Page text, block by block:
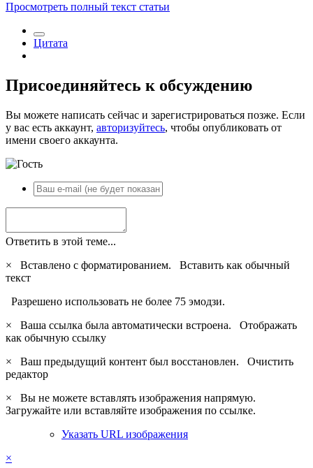
Просмотреть полный текст статьи
Цитата
Присоединяйтесь к обсуждению
Вы можете написать сейчас и зарегистрироваться позже. Если
у вас есть аккаунт, авторизуйтесь, чтобы опубликовать от
имени своего аккаунта.
Ответить в этой теме...
×
Вставлено с форматированием. Вставить как обычный
текст
Разрешено использовать не более 75 эмодзи.
×
Ваша ссылка была автоматически встроена. Отображать
как обычную ссылку
×
Ваш предыдущий контент был восстановлен. Очистить
редактор
×
Вы не можете вставлять изображения напрямую.
Загружайте или вставляйте изображения по ссылке.
Указать URL изображения
×